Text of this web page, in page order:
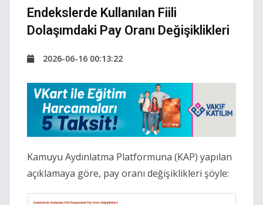
Endekslerde Kullanılan Fiili
Dolaşımdaki Pay Oranı Değişiklikleri
2026-06-16 00:13:22
Kamuyu Aydınlatma Platformuna (KAP) yapılan
açıklamaya göre, pay oranı değişiklikleri şöyle: